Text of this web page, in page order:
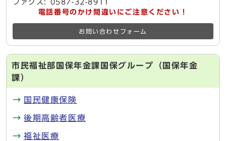
ファクス: 0587-32-8911
電話番号のかけ間違いにご注意ください！
お問い合わせフォーム
市民福祉部国保年金課国保グループ（国保年金
課）
国民健康保険
後期高齢者医療
福祉医療